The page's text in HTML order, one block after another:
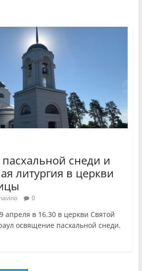
снеди и
литургия в церкви
0
апреля в 16.30 в церкви Святой
освящение пасхальной снеди.